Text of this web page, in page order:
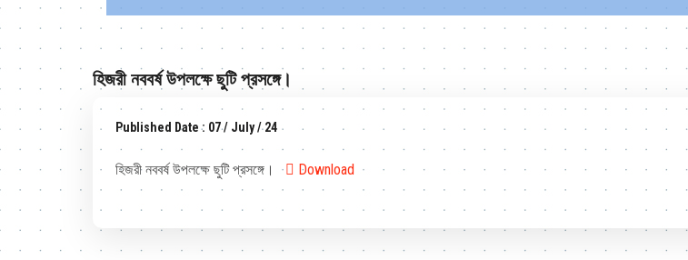
হিজরী নববর্ষ উপলক্ষে ছুটি প্রসঙ্গে।
Published Date : 07 / July / 24
হিজরী নববর্ষ উপলক্ষে ছুটি প্রসঙ্গে। Download